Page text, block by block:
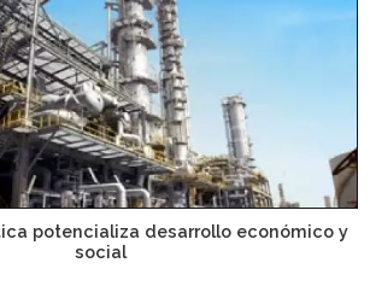
potencializa desarrollo económico y
social